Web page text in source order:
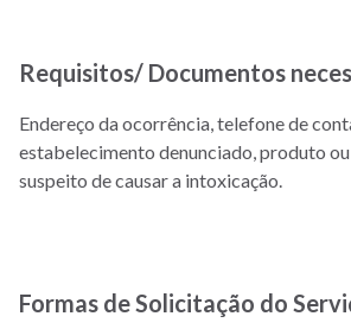
Requisitos/ Documentos
Endereço da ocorrência, telefone de
estabelecimento denunciado, produto
suspeito de causar a intoxicação.
Formas de Solicitação do